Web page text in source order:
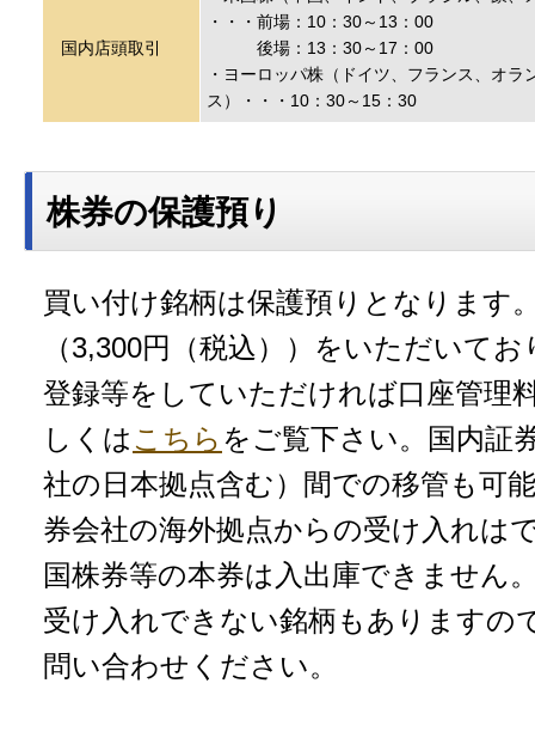
国内店頭取引
・・・前場：10：30～13：00
後場：13：30～17：00
・ヨーロッパ株（ドイツ、フランス、オ
ス）・・・10：30～15：30
株券の保護預り
買い付け銘柄は保護預りとなります
（3,300円（税込））をいただいて
登録等をしていただければ口座管理
しくはこちら をご覧下さい。国内証
社の日本拠点含む）間での移管も可
券会社の海外拠点からの受け入れは
国株券等の本券は入出庫できません
受け入れできない銘柄もありますの
問い合わせください。